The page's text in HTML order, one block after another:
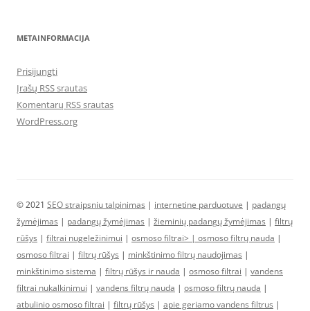
METAINFORMACIJA
Prisijungti
Įrašų RSS srautas
Komentarų RSS srautas
WordPress.org
© 2021 SEO straipsniu talpinimas | internetine parduotuve | padangų
žymėjimas | padangų žymėjimas | žieminių padangų žymėjimas | filtrų
rūšys | filtrai nugeležinimui | osmoso filtrai> | osmoso filtrų nauda |
osmoso filtrai | filtrų rūšys | minkštinimo filtrų naudojimas |
minkštinimo sistema | filtrų rūšys ir nauda | osmoso filtrai | vandens
filtrai nukalkinimui | vandens filtrų nauda | osmoso filtrų nauda |
atbulinio osmoso filtrai | filtrų rūšys | apie geriamo vandens filtrus |